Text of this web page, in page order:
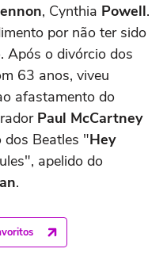
, Cynthia Powell.
por não ter sido
Após o divórcio dos
63 anos, viveu
afastamento do
Paul McCartney
dos Beatles "Hey
apelido do
.